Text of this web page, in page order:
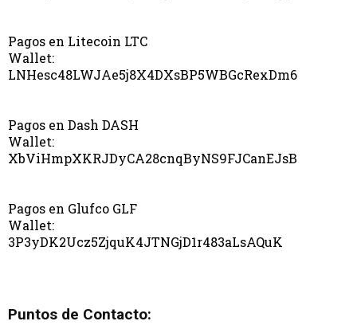
Pagos en Litecoin LTC
Wallet:
LNHesc48LWJAe5j8X4DXsBP5WBGcRexDm6
Pagos en Dash DASH
Wallet:
XbViHmpXKRJDyCA28cnqByNS9FJCanEJsB
Pagos en Glufco GLF
Wallet:
3P3yDK2Ucz5ZjquK4JTNGjD1r483aLsAQuK
Puntos de Contacto: